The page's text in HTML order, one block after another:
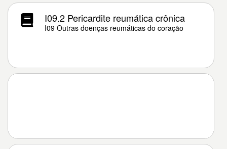
I09.2 Pericardite reumática crônica
I09 Outras doenças reumáticas do coração